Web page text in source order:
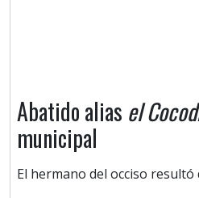
Abatido alias el
municipal
El hermano del occiso resultó